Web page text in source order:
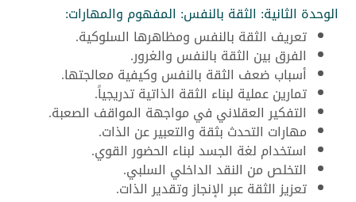
الوحدة الثانية: الثقة بالنفس: المفهوم والمهارات:
تعريف الثقة بالنفس ومظاهرها السلوكية.
الفرق بين الثقة بالنفس والغرور.
أسباب ضعف الثقة بالنفس وكيفية معالجتها.
تمارين عملية لبناء الثقة الذاتية تدريجياً.
التفكير العقلاني في مواجهة المواقف الصعبة.
مهارات التحدث بثقة والتعبير عن الذات.
استخدام لغة الجسد لبناء الحضور القوي.
التخلص من النقد الداخلي السلبي.
تعزيز الثقة عبر الإنجاز وتقدير الذات.